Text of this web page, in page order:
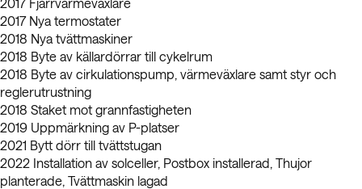
2017 Nya termostater
2018 Nya tvättmaskiner
2018 Byte av källardörrar till cykelrum
2018 Byte av cirkulationspump, värmeväxlare samt styr och
reglerutrustning
2018 Staket mot grannfastigheten
2019 Uppmärkning av P-platser
2021 Bytt dörr till tvättstugan
2022 Installation av solceller, Postbox installerad, Thujor
planterade, Tvättmaskin lagad